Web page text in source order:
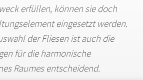
erfüllen, können sie doch
eingesetzt werden.
der Fliesen ist auch die
für die harmonische
Raumes entscheidend.